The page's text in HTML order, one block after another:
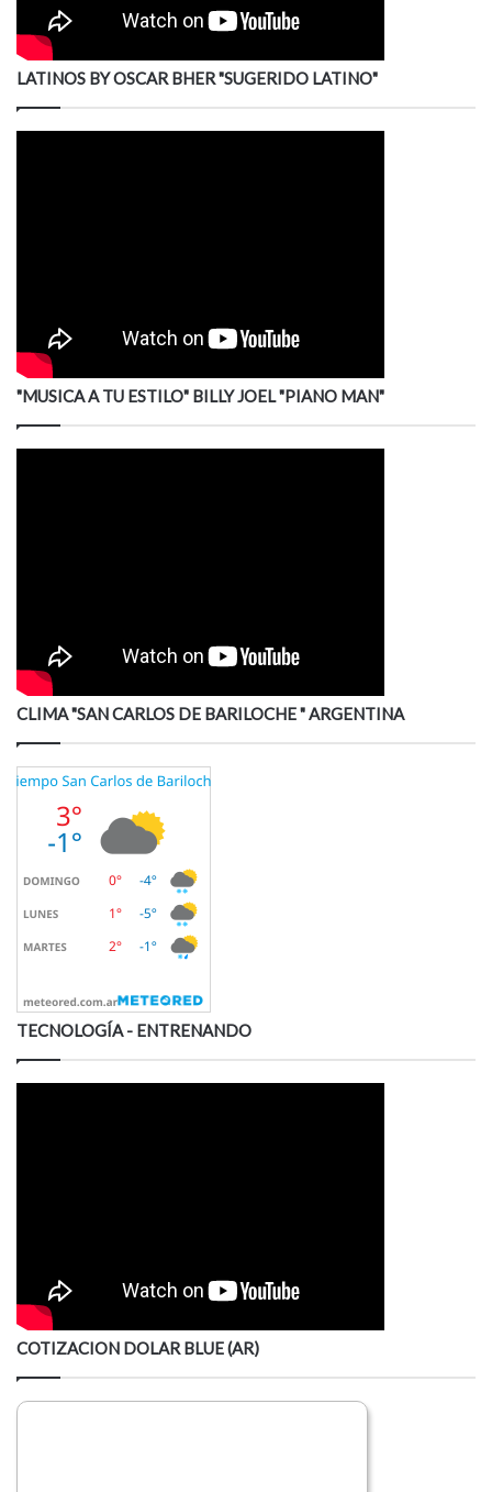
LATINOS BY OSCAR BHER "SUGERIDO LATINO"
"MUSICA A TU ESTILO" BILLY JOEL "PIANO MAN"
CLIMA "SAN CARLOS DE BARILOCHE " ARGENTINA
TECNOLOGÍA - ENTRENANDO
COTIZACION DOLAR BLUE (AR)